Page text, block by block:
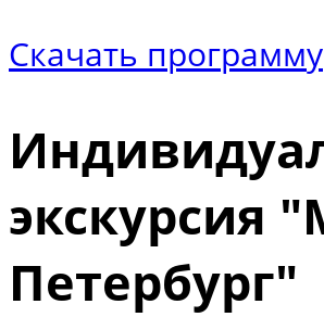
Скачать программу
экскурсия
Петербург"